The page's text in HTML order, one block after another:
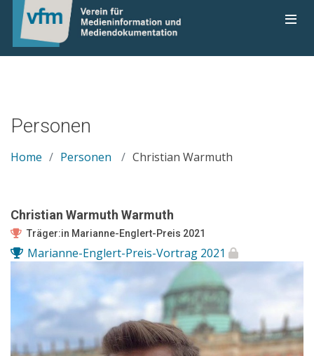
Personen
Home Personen Christian Warmuth
Christian Warmuth Warmuth
Träger:in Marianne-Englert-Preis 2021
Marianne-Englert-Preis-Vortrag 2021